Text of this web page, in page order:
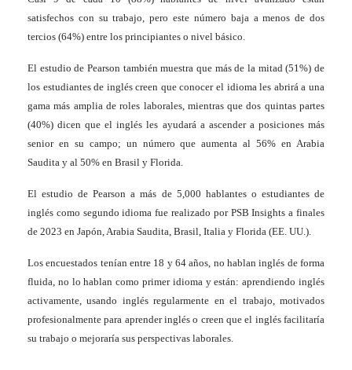
satisfechos con su trabajo, pero este número baja a menos de dos
tercios (64%) entre los principiantes o nivel básico.
El estudio de Pearson también muestra que más de la mitad (51%) de
los estudiantes de inglés creen que conocer el idioma les abrirá a una
gama más amplia de roles laborales, mientras que dos quintas partes
(40%) dicen que el inglés les ayudará a ascender a posiciones más
senior en su campo; un número que aumenta al 56% en Arabia
Saudita y al 50% en Brasil y Florida.
El estudio de Pearson a más de 5,000 hablantes o estudiantes de
inglés como segundo idioma fue realizado por PSB Insights a finales
de 2023 en Japón, Arabia Saudita, Brasil, Italia y Florida (EE. UU.).
Los encuestados tenían entre 18 y 64 años, no hablan inglés de forma
fluida, no lo hablan como primer idioma y están: aprendiendo inglés
activamente, usando inglés regularmente en el trabajo, motivados
profesionalmente para aprender inglés o creen que el inglés facilitaría
su trabajo o mejoraría sus perspectivas laborales.